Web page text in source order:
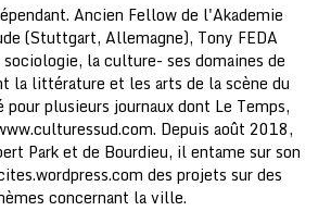
Ancien Fellow de l'Akademie
(Stuttgart, Allemagne), Tony FEDA
sociologie, la culture- ses domaines de
la littérature et les arts de la scène du
pour plusieurs journaux dont Le Temps,
Depuis août 2018,
Park et de Bourdieu, il entame sur son
des projets sur des
concernant la ville.